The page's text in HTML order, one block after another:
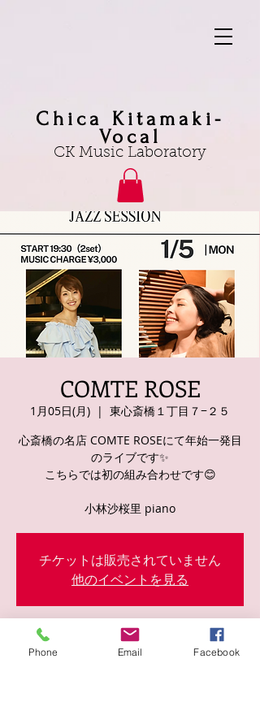
Chica Kitamaki-
Vocal
CK Music Laboratory
COMTE ROSE
1月05日(月)
  |
東心斎橋１丁目７−２５
心斎橋の名店 COMTE ROSEにて年始一発目
のライブです✨
こちらでは初の組み合わせです😊
チケットは販売されていません
他のイベントを見る
日時・場所
Phone Email Facebook